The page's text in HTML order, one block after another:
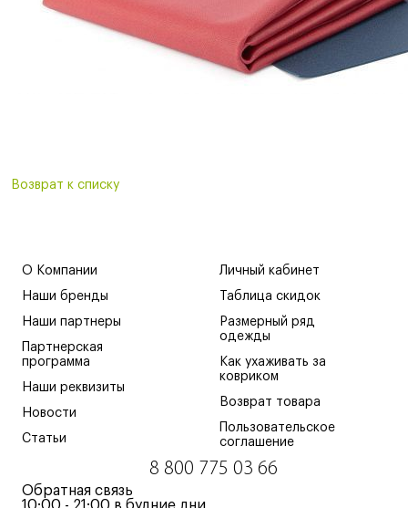
Возврат к списку
О Компании
Наши бренды
Наши партнеры
Партнерская
программа
Наши реквизиты
Новости
Статьи
Личный кабинет
Таблица скидок
Размерный ряд
одежды
Как ухаживать за
ковриком
Возврат товара
Пользовательское
соглашение
8 800 775 03 66
Обратная связь